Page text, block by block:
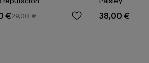
€29,00 € 38,00 €